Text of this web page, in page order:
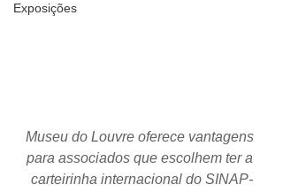
Exposições
Museu do Louvre oferece vantagens
para associados que escolhem ter a
carteirinha internacional do SINAP-